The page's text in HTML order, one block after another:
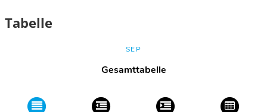
Tabelle
SEP
Gesamttabelle